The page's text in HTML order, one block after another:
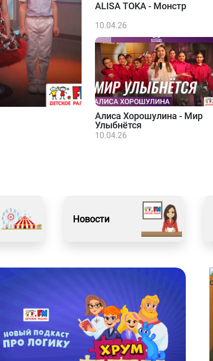
ALISA TOKA - Монстр
10.04.26
Алиса Хорошулина - Мир
Улыбнётся
10.04.26
Новости